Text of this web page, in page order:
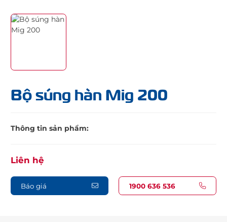
Bộ súng hàn Mig 200
Thông tin sản phẩm:
Liên hệ
Báo giá 1900 636 536